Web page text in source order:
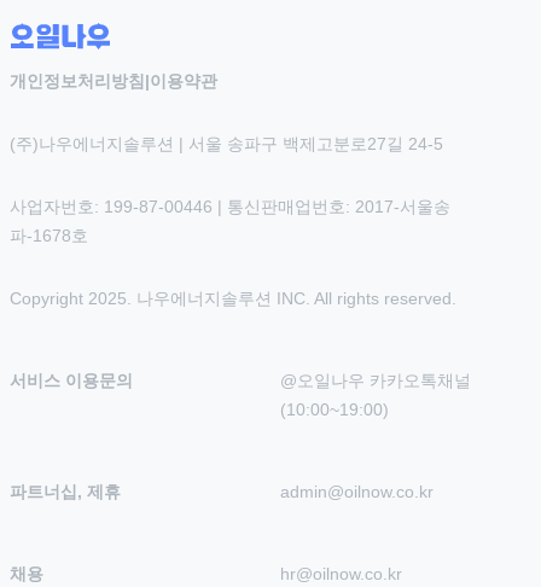
개인정보처리방침 |이용약관
(주)나우에너지솔루션 | 서울 송파구 백제고분로27길 24-5
사업자번호: 199-87-00446 | 통신판매업번호: 2017-서울송
파-1678호
Copyright 2025. 나우에너지솔루션 INC. All rights reserved.
서비스 이용문의
@오일나우 카카오톡채널
(10:00~19:00)
파트너십, 제휴 admin@oilnow.co.kr
채용 hr@oilnow.co.kr